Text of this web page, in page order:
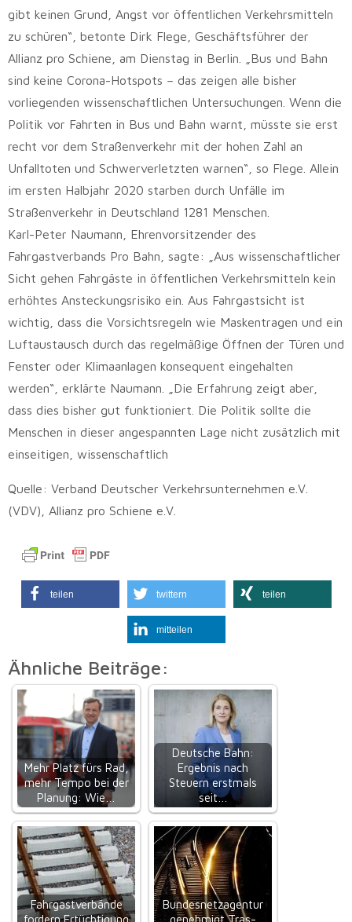
gibt keinen Grund, Angst vor öffentlichen Verkehrsmitteln
zu schüren“, betonte Dirk Flege, Geschäftsführer der
Allianz pro Schiene, am Dienstag in Berlin. „Bus und Bahn
sind keine Corona-Hotspots – das zeigen alle bisher
vorliegenden wissenschaftlichen Untersuchungen. Wenn die
Politik vor Fahrten in Bus und Bahn warnt, müsste sie erst
recht vor dem Straßenverkehr mit der hohen Zahl an
Unfalltoten und Schwerverletzten warnen“, so Flege. Allein
im ersten Halbjahr 2020 starben durch Unfälle im
Straßenverkehr in Deutschland 1281 Menschen.
Karl-Peter Naumann, Ehrenvorsitzender des
Fahrgastverbands Pro Bahn, sagte: „Aus wissenschaftlicher
Sicht gehen Fahrgäste in öffentlichen Verkehrsmitteln kein
erhöhtes Ansteckungsrisiko ein. Aus Fahrgastsicht ist
wichtig, dass die Vorsichtsregeln wie Maskentragen und ein
Luftaustausch durch das regelmäßige Öffnen der Türen und
Fenster oder Klimaanlagen konsequent eingehalten
werden“, erklärte Naumann. „Die Erfahrung zeigt aber,
dass dies bisher gut funktioniert. Die Politik sollte die
Menschen in dieser angespannten Lage nicht zusätzlich mit
einseitigen, wissenschaftlich
Quelle: Verband Deutscher Verkehrsunternehmen e.V.
(VDV), Allianz pro Schiene e.V.
teilen twittern teilen
mitteilen
Ähnliche Beiträge:
Mehr Platz fürs Rad,
mehr Tempo bei der
Planung: Wie…
Deutsche Bahn:
Ergebnis nach
Steuern erstmals
seit…
Fahrgastverbände
fordern Ertüchtigung
Bundesnetzagentur
ge­neh­migt Tras­